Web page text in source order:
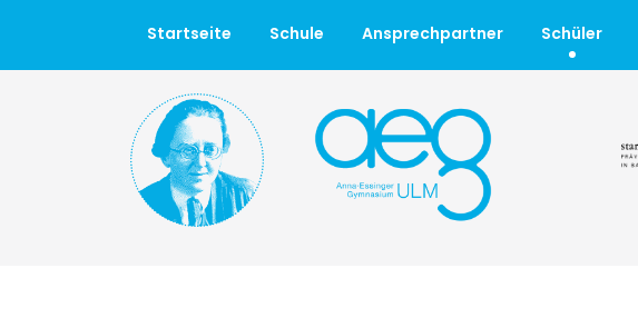
Startseite Schule Ansprechpartner Schüler